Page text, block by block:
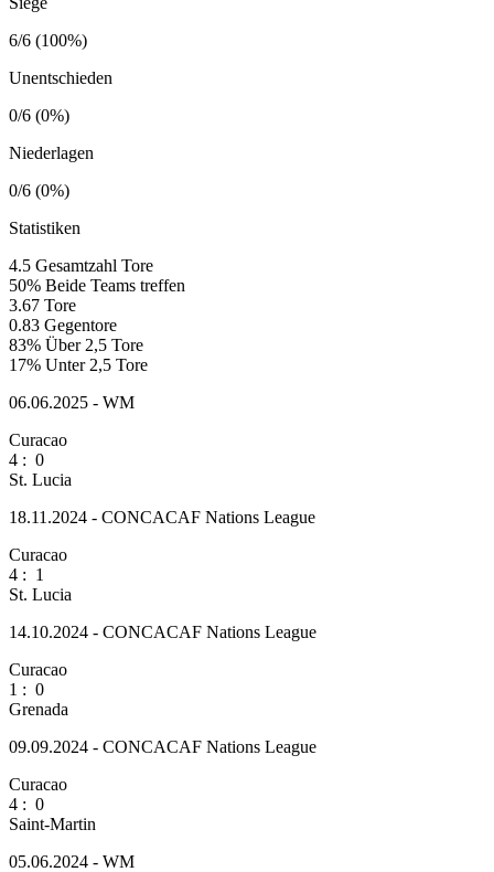
6/6 (100%)
Unentschieden
0/6 (0%)
Niederlagen
0/6 (0%)
Statistiken
4.5 Gesamtzahl Tore
50% Beide Teams treffen
3.67 Tore
0.83 Gegentore
83% Über 2,5 Tore
17% Unter 2,5 Tore
06.06.2025 - WM
Curacao
4 : 0
St. Lucia
18.11.2024 - CONCACAF Nations League
Curacao
4 : 1
St. Lucia
14.10.2024 - CONCACAF Nations League
Curacao
1 : 0
Grenada
09.09.2024 - CONCACAF Nations League
Curacao
4 : 0
Saint-Martin
05.06.2024 - WM